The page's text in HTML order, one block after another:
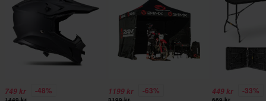
749 kr -48% 1199 kr -63% 449 kr -33%